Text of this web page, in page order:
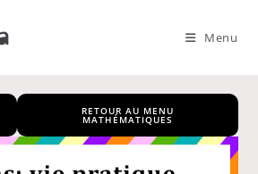
Menu
RETOUR AU MENU
MATHÉMATIQUES